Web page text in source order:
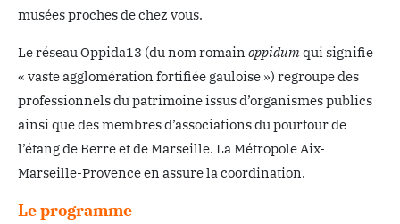
musées proches de chez vous.
Le réseau Oppida13 (du nom romain oppidumqui signifie
« vaste agglomération fortifiée gauloise ») regroupe des
professionnels du patrimoine issus d’organismes publics
ainsi que des membres d’associations du pourtour de
l’étang de Berre et de Marseille. La Métropole Aix-
Marseille-Provence en assure la coordination.
Le programme